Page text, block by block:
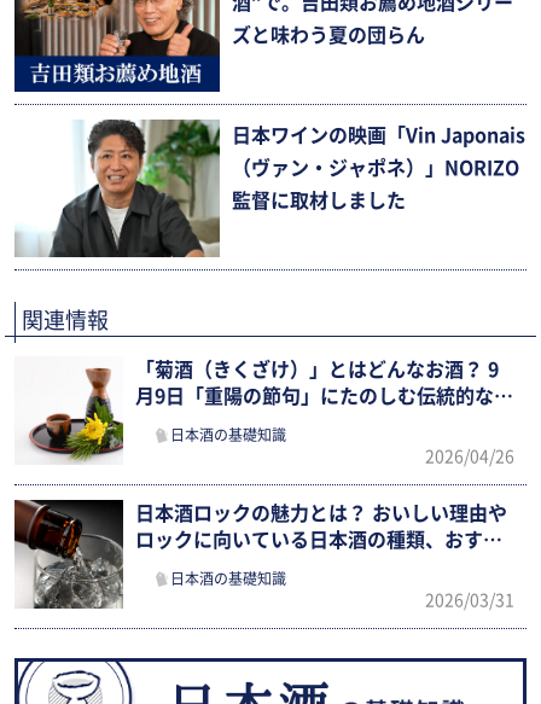
ズと味わう夏の団らん
日本ワインの映画「Vin Japonais
（ヴァン・ジャポネ）」NORIZO
監督に取材しました
関連情報
「菊酒（きくざけ）」とはどんなお酒？ 9
月9日「重陽の節句」にたのしむ伝統的な日
本酒文化を紹介！
日本酒の基礎知識
2026/04/26
日本酒ロックの魅力とは？ おいしい理由や
ロックに向いている日本酒の種類、おすす
めの銘柄などを紹介
日本酒の基礎知識
2026/03/31